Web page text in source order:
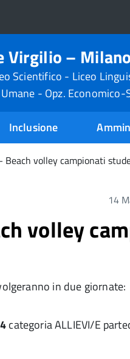
Virgilio – Milano
Scientifico - Liceo
- Opz. Economico-
Inclusione
Beach volley campionati
14
volley
in due giornate:
categoria ALLIEVI/E